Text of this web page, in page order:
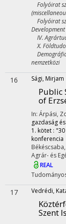
Folyóirat
Folyóirat
IV.
X.
nemzetközi
16 Sági, Mirjam
Public
of
In: Árpási,
gazdaság
1. kötet :
konferencia
Agrár- és
REAL
17 Vedrédi,
Szent